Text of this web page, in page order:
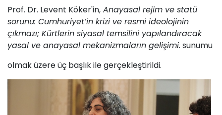
Prof. Dr. Levent Köker'in, Anayasal rejim ve statü
sorunu: Cumhuriyet’in krizi ve resmi ideolojinin
çıkmazı; Kürtlerin siyasal temsilini yapılandıracak
yasal ve anayasal mekanizmaların gelişimi. sunumu
olmak üzere üç başlık ile gerçekleştirildi.